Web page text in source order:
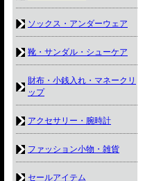
ソックス・アンダーウェア
靴・サンダル・シューケア
財布・小銭入れ・マネークリ
ップ
アクセサリー・腕時計
ファッション小物・雑貨
セールアイテム